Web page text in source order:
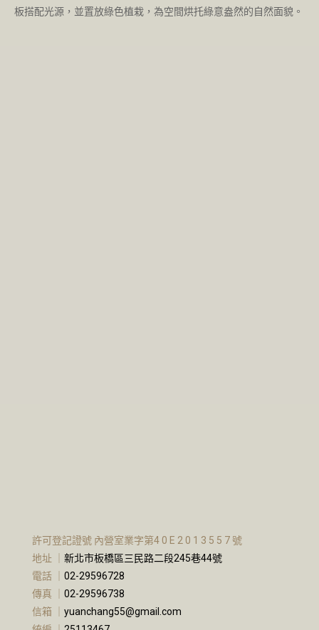
板搭配光源，並置放綠色植栽，為空間烘托綠意盎然的自然面貌。
許可登記證號 內營室業字第4 0 E 2 0 1 3 5 5 7 號
地址 ｜ 新北市板橋區三民路二段245巷44號
電話 ｜ 02-29596728
傳真 ｜ 02-29596738
信箱 ｜ yuanchang55@gmail.com